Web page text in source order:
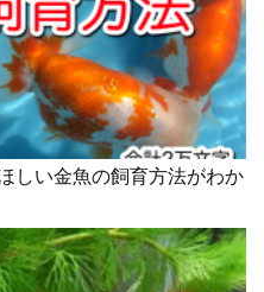
しい金魚の飼育方法がわか